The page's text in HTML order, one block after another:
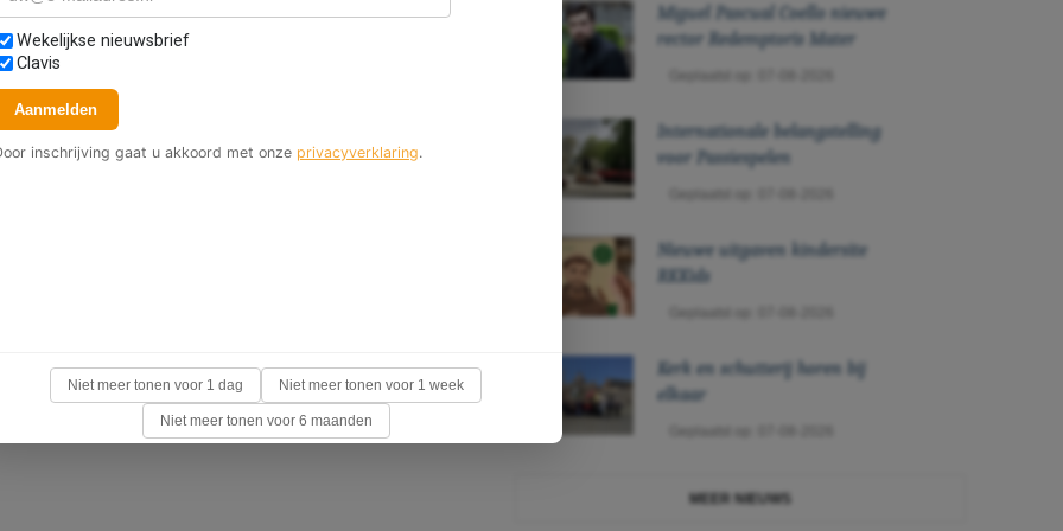
LEES VERDER
Junior
Medewerker
LEES VERDER
Miguel Pascual Coello nieuwe
rector Redemptoris Mater
Internationale belangstelling
voor Passiespelen
Nieuwe uitgaven kindersite
RKKids
Kerk en schutterij horen bij
elkaar
MEER NIEUWS
nieuwsbrieven
Wekelijkse nieuwsbrief
Clavis
Aanmelden
inschrijving gaat u akkoord met onze privacyverklaring.
Niet meer tonen voor 1 dag Niet meer tonen voor 1 week
Niet meer tonen voor 6 maanden